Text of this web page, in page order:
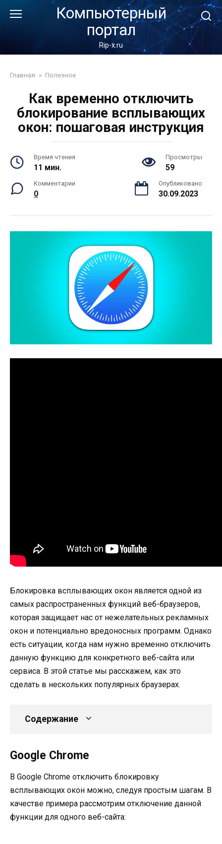
Компьютерный
портал
Rip-x.ru
Главная » Полезное
Как временно отключить
блокирование всплывающих
окон: пошаговая инструкция
Время чтения
11 мин.
Просмотры
59
Комментарии
0
Опубликовано
30.09.2023
Блокировка всплывающих окон является одной из
самых распространенных функций веб-браузеров,
которая защищает нас от нежелательных рекламных
окон и потенциально вредоносных программ. Однако
есть ситуации, когда нам нужно временно отключить
данную функцию для конкретного веб-сайта или
сервиса. В этой статье мы расскажем, как это
сделать в нескольких популярных браузерах.
Содержание
Google Chrome
В Google Chrome отключить блокировку
всплывающих окон можно, следуя простым шагам. В
качестве примера рассмотрим отключение данной
функции для одного веб-сайта: